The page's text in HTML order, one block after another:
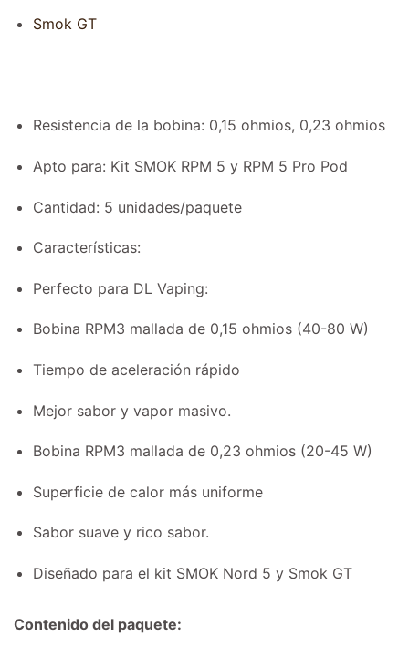
Smok GT
Resistencia de la bobina: 0,15 ohmios, 0,23 ohmios
Apto para: Kit SMOK RPM 5 y RPM 5 Pro Pod
Cantidad: 5 unidades/paquete
Características:
Perfecto para DL Vaping:
Bobina RPM3 mallada de 0,15 ohmios (40-80 W)
Tiempo de aceleración rápido
Mejor sabor y vapor masivo.
Bobina RPM3 mallada de 0,23 ohmios (20-45 W)
Superficie de calor más uniforme
Sabor suave y rico sabor.
Diseñado para el kit SMOK Nord 5 y Smok GT
Contenido del paquete: